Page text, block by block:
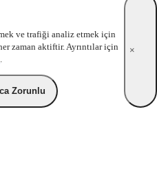
ve trafiği analiz etmek için
zaman aktiftir. Ayrıntılar için
.
Zorunlu
×